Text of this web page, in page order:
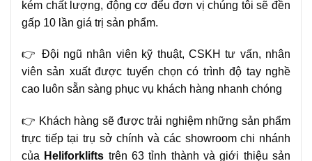
kém chất lượng, động cơ đểu đơn vị chúng tôi sẽ đền
gấp 10 lần giá trị sản phẩm.
👉 Đội ngũ nhân viên kỹ thuật, CSKH tư vấn, nhân
viên sản xuất được tuyển chọn có trình độ tay nghề
cao luôn sẵn sàng phục vụ khách hàng nhanh chóng
👉 Khách hàng sẽ được trải nghiệm những sản phẩm
trực tiếp tại trụ sở chính và các showroom chi nhánh
của Heliforklifts trên 63 tỉnh thành và giới thiệu sản